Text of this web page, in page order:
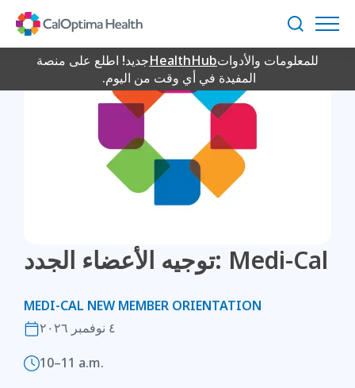
Content
بحث
جديد! اطلع على منصةHealthHubللمعلومات والأدوات
المفيدة في أي وقت من اليوم.
توجيه الأعضاء الجدد: Medi-Cal
MEDI-CAL NEW MEMBER ORIENTATION
٤ نوفمبر ٢٠٢٦
10–11 a.m.